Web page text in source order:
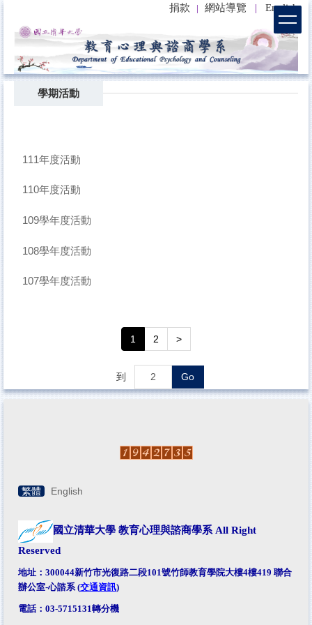
內
容
捐款 網站導覽 | English
學期活動
111年度活動
110年度活動
109學年度活動
108學年度活動
107學年度活動
1 2 >
到 Go
繁體 English
國立清華大學 教育心理與諮商學系 All Right
Reserved
地址：300044新竹市光復路二段101號竹師教育學院大樓4樓419 聯合
辦公室-心諮系 (交通資訊)
電話：03-5715131轉分機